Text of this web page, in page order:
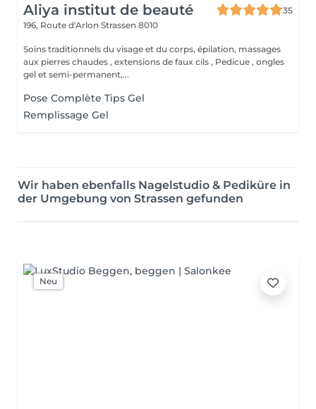
Aliya institut de beauté
35
196, Route d'Arlon Strassen 8010
Soins traditionnels du visage et du corps, épilation, massages
aux pierres chaudes , extensions de faux cils , Pedicue , ongles
gel et semi-permanent,...
Pose Complète Tips Gel
Remplissage Gel
Wir haben ebenfalls Nagelstudio & Pediküre in
der Umgebung von Strassen gefunden
Neu